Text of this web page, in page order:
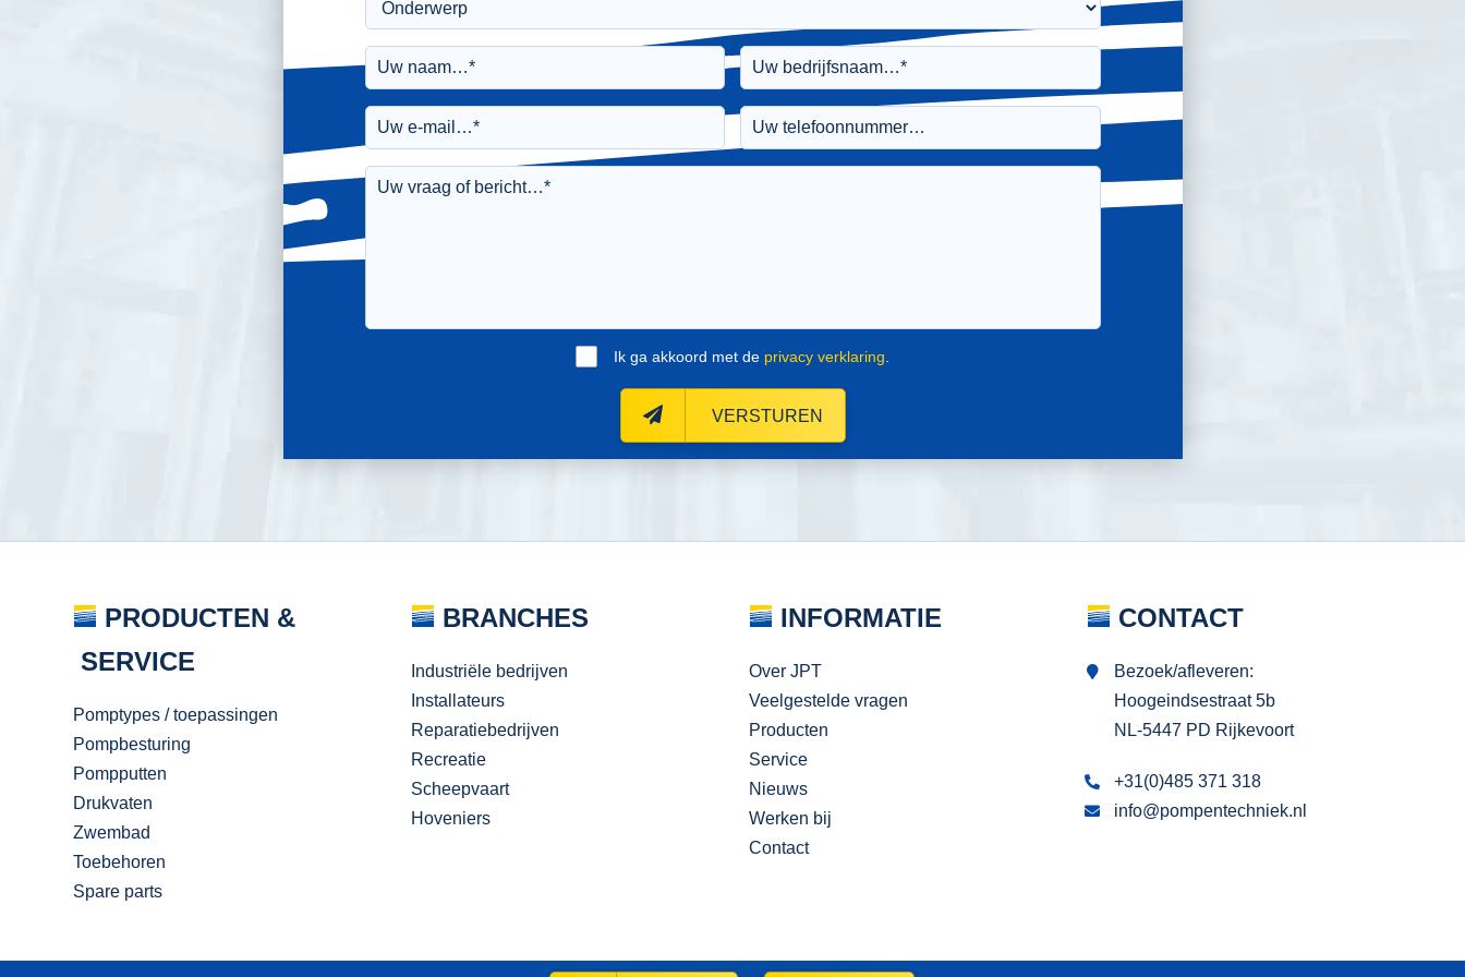
Ik ga akkoord met de privacy verklaring
VERSTUREN
PRODUCTEN &
SERVICE
Pomptypes / toepassingen
Pompbesturing
Pompputten
Drukvaten
Zwembad
Toebehoren
Spare parts
BRANCHES
Industriële bedrijven
Installateurs
Reparatiebedrijven
Recreatie
Scheepvaart
Hoveniers
INFORMATIE
Over JPT
Veelgestelde vragen
Producten
Service
Nieuws
Werken bij
Contact
CONTACT
Bezoek/afleveren:
Hoogeindsestraat 5b
NL-5447 PD Rijkevoort
+31(0)485 371 318
info@pompentechniek.nl